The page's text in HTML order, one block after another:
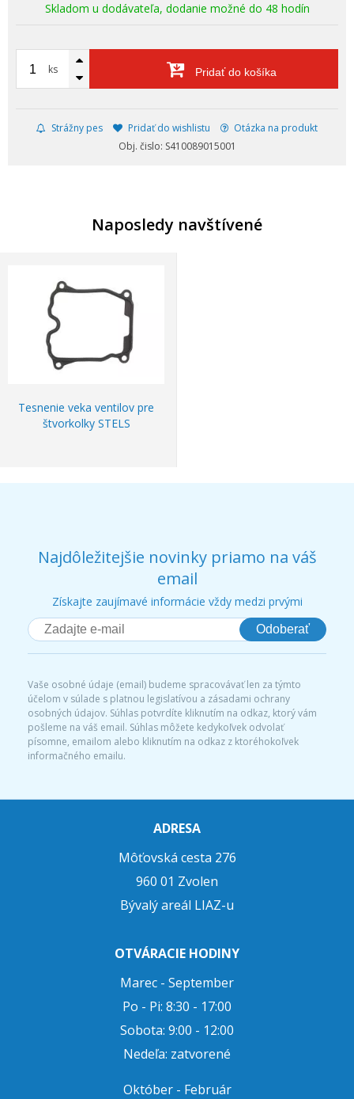
Skladom u dodávateľa, dodanie možné do 48 hodín
ks Pridať do košíka
Strážny pes Pridať do wishlistu
Otázka na produkt
Obj. čislo: S410089015001
Naposledy navštívené
Tesnenie veka ventilov pre
štvorkolky STELS
Najdôležitejšie novinky priamo na váš
email
Získajte zaujímavé informácie vždy medzi prvými
Odoberať
Vaše osobné údaje (email) budeme spracovávať len za týmto
účelom v súlade s platnou legislatívou a zásadami ochrany
osobných údajov. Súhlas potvrdíte kliknutím na odkaz, ktorý vám
pošleme na váš email. Súhlas môžete kedykoľvek odvolať
písomne, emailom alebo kliknutím na odkaz z ktoréhokoľvek
informačného emailu.
ADRESA
Môťovská cesta 276
960 01 Zvolen
Bývalý areál LIAZ-u
OTVÁRACIE HODINY
Marec - September
Po - Pi: 8:30 - 17:00
Sobota: 9:00 - 12:00
Nedeľa: zatvorené
Október - Február